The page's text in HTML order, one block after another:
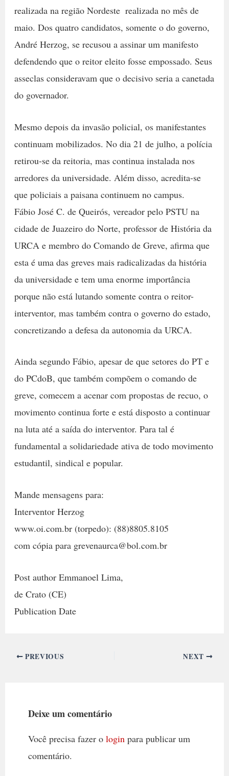
realizada na região Nordeste  realizada no mês de
maio. Dos quatro candidatos, somente o do governo,
André Herzog, se recusou a assinar um manifesto
defendendo que o reitor eleito fosse empossado. Seus
asseclas consideravam que o decisivo seria a canetada
do governador.
Mesmo depois da invasão policial, os manifestantes
continuam mobilizados. No dia 21 de julho, a polícia
retirou-se da reitoria, mas continua instalada nos
arredores da universidade. Além disso, acredita-se
que policiais a paisana continuem no campus.
Fábio José C. de Queirós, vereador pelo PSTU na
cidade de Juazeiro do Norte, professor de História da
URCA e membro do Comando de Greve, afirma que
esta é uma das greves mais radicalizadas da história
da universidade e tem uma enorme importância
porque não está lutando somente contra o reitor-
interventor, mas também contra o governo do estado,
concretizando a defesa da autonomia da URCA.
Ainda segundo Fábio, apesar de que setores do PT e
do PCdoB, que também compõem o comando de
greve, comecem a acenar com propostas de recuo, o
movimento continua forte e está disposto a continuar
na luta até a saída do interventor. Para tal é
fundamental a solidariedade ativa de todo movimento
estudantil, sindical e popular.
Mande mensagens para:
Interventor Herzog
www.oi.com.br (torpedo): (88)8805.8105
com cópia para grevenaurca@bol.com.br
Post author Emmanoel Lima,
de Crato (CE)
Publication Date
PREVIOUS NEXT
Deixe um comentário
Você precisa fazer o loginpara publicar um
comentário.